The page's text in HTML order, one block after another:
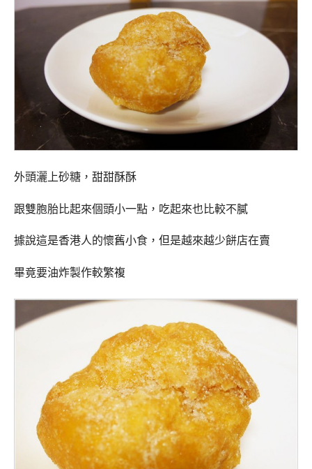
外頭灑上砂糖，甜甜酥酥
跟雙胞胎比起來個頭小一點，吃起來也比較不膩
據說這是香港人的懷舊小食，但是越來越少餅店在賣
畢竟要油炸製作較繁複